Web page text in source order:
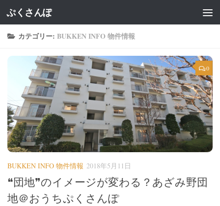
ぷくさんぽ
カテゴリー: BUKKEN INFO 物件情報
0
BUKKEN INFO 物件情報 2018年5月11日
❝団地❞のイメージが変わる？あざみ野団
地＠おうちぷくさんぽ